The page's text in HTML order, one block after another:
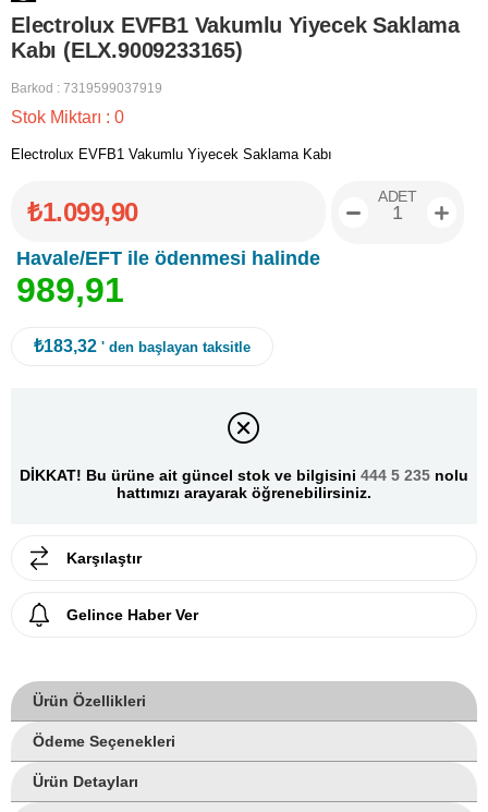
Electrolux EVFB1 Vakumlu Yiyecek Saklama
Kabı (ELX.9009233165)
Barkod : 7319599037919
Stok Miktarı : 0
Electrolux EVFB1 Vakumlu Yiyecek Saklama Kabı
₺1.099,90
Havale/EFT ile ödenmesi halinde
989,91
ADET
₺183,32 ' den başlayan taksitle
DİKKAT! Bu ürüne ait güncel stok ve bilgisini 444 5 235 nolu
hattımızı arayarak öğrenebilirsiniz.
Karşılaştır
Gelince Haber Ver
Ürün Özellikleri
Ödeme Seçenekleri
Ürün Detayları